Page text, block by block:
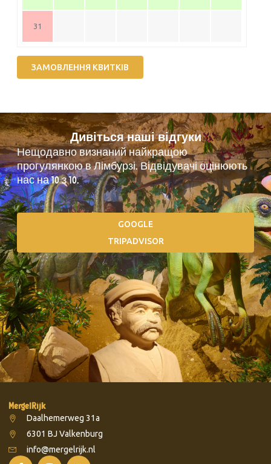
31
ЗАМОВЛЕННЯ КВИТКІВ
Дивіться наші відгуки
Нещодавно визнаний найкращою
прогулянкою в Лімбурзі. Відвідувачі оцінюють
нас на 10 з 10.
GOOGLE
TRIPADVISOR
MergelRijk
Daalhemerweg 31a
6301 BJ Valkenburg
info@mergelrijk.nl